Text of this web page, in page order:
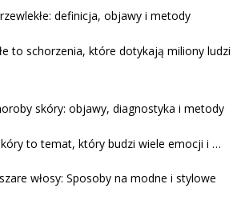
definicja, objawy i metody
to schorzenia, które dotykają miliony ludzi
skóry: objawy, diagnostyka i metody
to temat, który budzi wiele emocji i …
włosy: Sposoby na modne i stylowe